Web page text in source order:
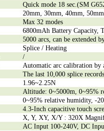
Quick mode 18 sec.(SM
20mm, 30mm, 40mm,
Max 32 modes
6800mAh Battery Capacity,
5000 arcs, can be extended
Splice / Heating
/
Automatic arc calibration by
The last 10,000 splice
1.96~2.25N
Altitude: 0~5000m, 0~95%
0~95% relative humidity, -
4.3-Inch capacitive touch
X, Y, XY, X/Y : 320X
AC Input 100-240V, DC